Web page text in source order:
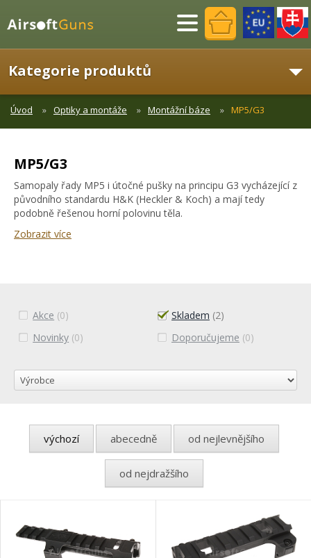
Menu
Kategorie produktů
Úvod Optiky a montáže Montážní báze MP5/G3
MP5/G3
Samopaly řady MP5 i útočné pušky na principu G3 vycházející z
původního standardu H&K (Heckler & Koch) a mají tedy
podobně řešenou horní polovinu těla.
Zobrazit více
Akce (0) Skladem (2)
Novinky (0) Doporučujeme (0)
výchozí abecedně od nejlevnějšího
od nejdražšího